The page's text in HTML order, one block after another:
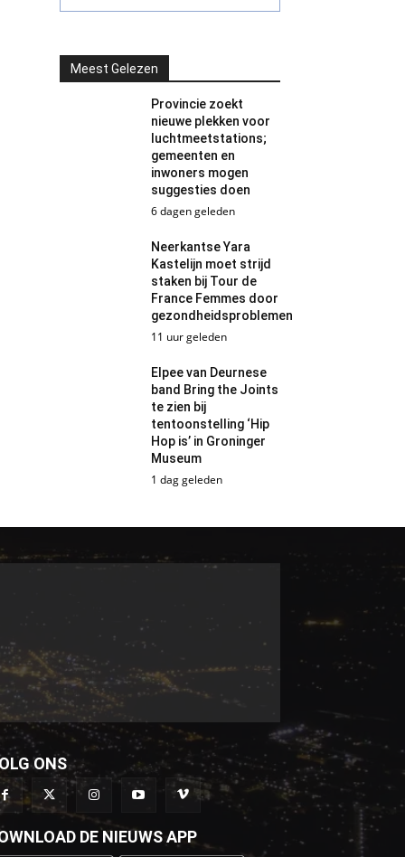
Meest Gelezen
Provincie zoekt
nieuwe plekken voor
luchtmeetstations;
gemeenten en
inwoners mogen
suggesties doen
6 dagen geleden
Neerkantse Yara
Kastelijn moet strijd
staken bij Tour de
France Femmes door
gezondheidsproblemen
11 uur geleden
Elpee van Deurnese
band Bring the Joints
te zien bij
tentoonstelling ‘Hip
Hop is’ in Groninger
Museum
1 dag geleden
ONS
DE NIEUWS APP